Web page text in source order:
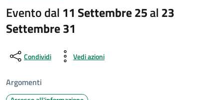
Evento dal 11 Settembre 25al23
Settembre 31
Condividi Vedi azioni
Argomenti